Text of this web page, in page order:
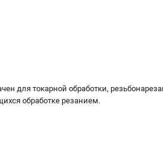
для токарной обработки,
обработке резанием.